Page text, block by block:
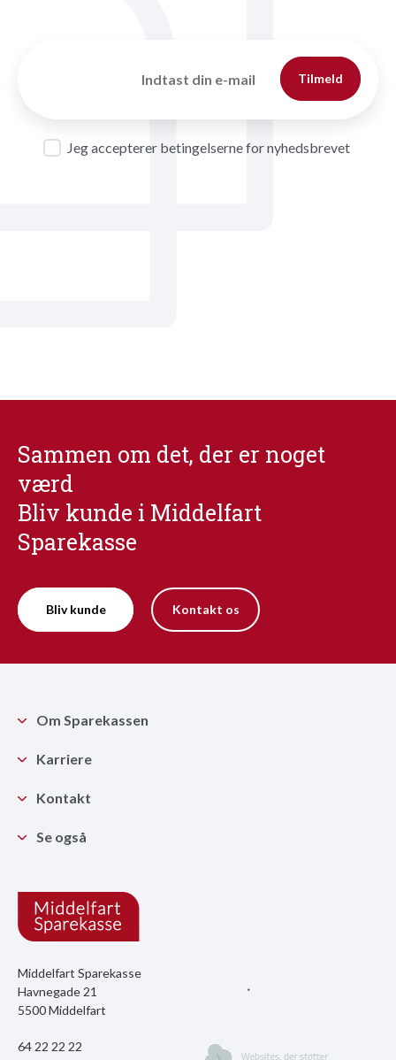
Jeg accepterer betingelserne for nyhedsbrevet
Tilmeld
Sammen om det, der er noget
værd
Bliv kunde i Middelfart
Sparekasse
Bliv kunde Kontakt os
Middelfart Sparekasse
Havnegade 21
5500 Middelfart
64 22 22 22
Om Sparekassen
Karriere
Kontakt
Se også